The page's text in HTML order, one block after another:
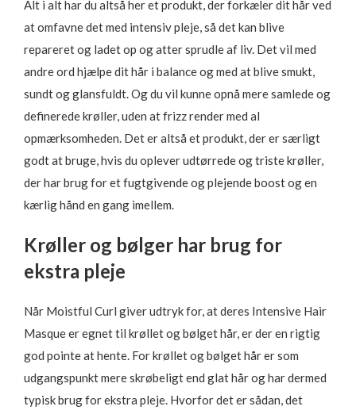
Alt i alt har du altså her et produkt, der forkæler dit hår ved
at omfavne det med intensiv pleje, så det kan blive
repareret og ladet op og atter sprudle af liv. Det vil med
andre ord hjælpe dit hår i balance og med at blive smukt,
sundt og glansfuldt. Og du vil kunne opnå mere samlede og
definerede krøller, uden at frizz render med al
opmærksomheden. Det er altså et produkt, der er særligt
godt at bruge, hvis du oplever udtørrede og triste krøller,
der har brug for et fugtgivende og plejende boost og en
kærlig hånd en gang imellem.
Krøller og bølger har brug for
ekstra pleje
Når Moistful Curl giver udtryk for, at deres Intensive Hair
Masque er egnet til krøllet og bølget hår, er der en rigtig
god pointe at hente. For krøllet og bølget hår er som
udgangspunkt mere skrøbeligt end glat hår og har dermed
typisk brug for ekstra pleje. Hvorfor det er sådan, det